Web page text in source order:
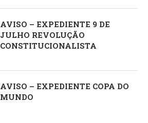
AVISO – EXPEDIENTE 9 DE
JULHO REVOLUÇÃO
CONSTITUCIONALISTA
AVISO – EXPEDIENTE COPA DO
MUNDO